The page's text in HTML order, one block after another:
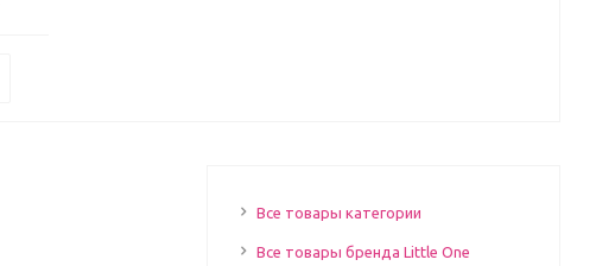
Все товары категории
Все товары бренда Little One